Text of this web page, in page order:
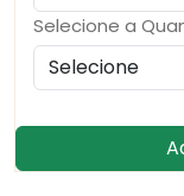
Selecione a